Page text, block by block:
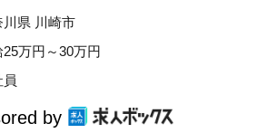
川県 川崎市
25万円～30万円
員
by